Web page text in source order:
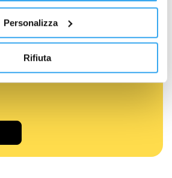
Personalizza
Rifiuta
trattamento dei Dati Personali.